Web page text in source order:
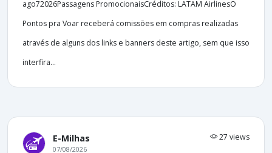
ago72026Passagens PromocionaisCréditos: LATAM AirlinesO
Pontos pra Voar receberá comissões em compras realizadas
através de alguns dos links e banners deste artigo, sem que isso
interfira...
E-Milhas 27 views
07/08/2026